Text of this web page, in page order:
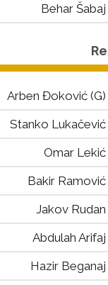
Behar Šabaj
Arben Đoković (G)
Stanko Lukačević
Omar Lekić
Bakir Ramović
Jakov Rudan
Abdulah Arifaj
Hazir Beganaj